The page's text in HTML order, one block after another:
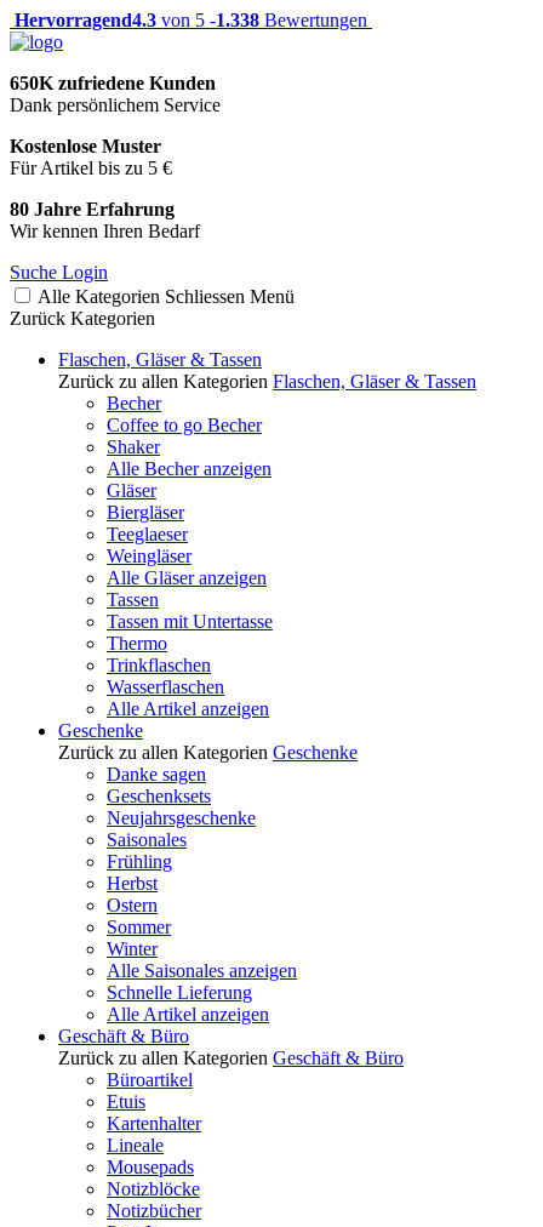
Hervorragend4.3 von 5 -1.338 Bewertungen
650K zufriedene Kunden
Dank persönlichem Service
Kostenlose Muster
Für Artikel bis zu 5 €
80 Jahre Erfahrung
Wir kennen Ihren Bedarf
Suche Login
Alle Kategorien Schliessen Menü
Zurück Kategorien
Flaschen, Gläser & Tassen
Zurück zu allen Kategorien Flaschen, Gläser & Tassen
Becher
Coffee to go Becher
Shaker
Alle Becher anzeigen
Gläser
Biergläser
Teeglaeser
Weingläser
Alle Gläser anzeigen
Tassen
Tassen mit Untertasse
Thermo
Trinkflaschen
Wasserflaschen
Alle Artikel anzeigen
Geschenke
Zurück zu allen Kategorien Geschenke
Danke sagen
Geschenksets
Neujahrsgeschenke
Saisonales
Frühling
Herbst
Ostern
Sommer
Winter
Alle Saisonales anzeigen
Schnelle Lieferung
Alle Artikel anzeigen
Geschäft & Büro
Zurück zu allen Kategorien Geschäft & Büro
Büroartikel
Etuis
Kartenhalter
Lineale
Mousepads
Notizblöcke
Notizbücher